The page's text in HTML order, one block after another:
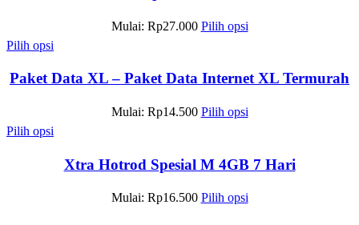
Mulai: Rp27.000 Pilih opsi
Pilih opsi
Paket Data XL – Paket Data Internet XL Termurah
Mulai: Rp14.500 Pilih opsi
Pilih opsi
Xtra Hotrod Spesial M 4GB 7 Hari
Mulai: Rp16.500 Pilih opsi